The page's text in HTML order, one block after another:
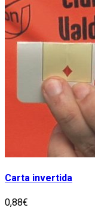
Carta invertida
0,88€